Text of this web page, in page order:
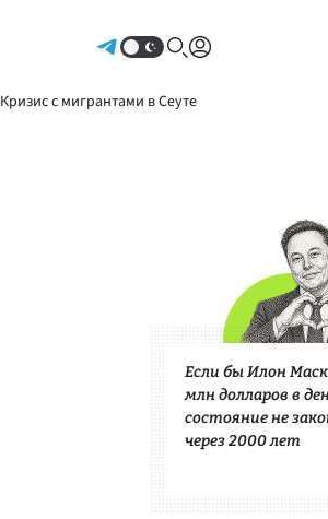
Кризис с мигрантами в Сеуте
Если бы Илон
млн долларов в
состояние не
через 2000 лет